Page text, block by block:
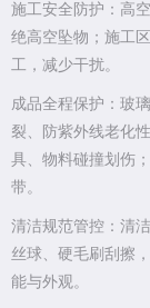
施工安全防护：高
绝高空坠物；施工
工，减少干扰。
成品全程保护：玻
裂、防紫外线老化
具、物料碰撞划伤
带。
清洁规范管控：清
丝球、硬毛刷刮擦
能与外观。